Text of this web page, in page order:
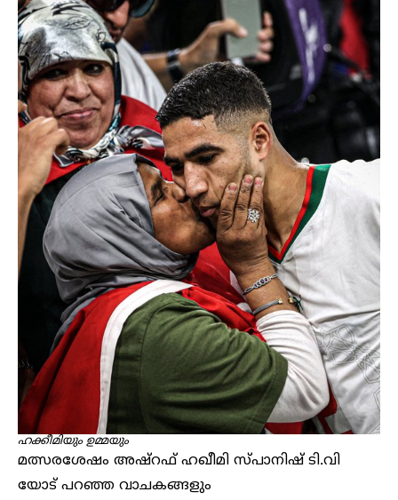
ഹക്കീമിയും ഉമ്മയും
മത്സരശേഷം അഷ്റഫ് ഹഖീമി സ്പാനിഷ് ടി.വി
യോട് പറഞ്ഞ വാചകങ്ങളും